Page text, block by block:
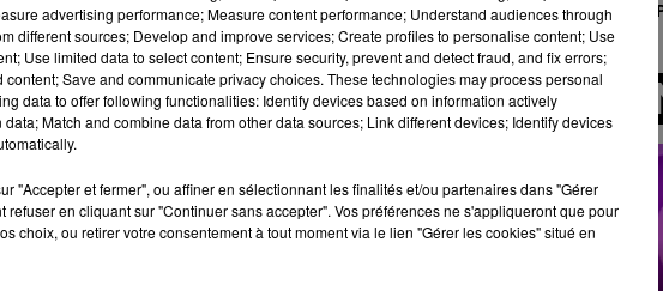
7h00 - 11h00
BEST OF LE WEEK-
les risques chimiques.
place.
et transporté à l'hôpital de Troyes.
Juste Un
A
advertising performance; Measure content performance; Understand audiences through
different sources; Develop and improve services; Create profiles to personalise content; Use
Use limited data to select content; Ensure security, prevent and detect fraud, and fix errors;
Save and communicate privacy choices. These technologies may process personal
data to offer following functionalities: Identify devices based on information actively
Match and combine data from other data sources; Link different devices; Identify devices
"Accepter et fermer", ou affiner en sélectionnant les finalités et/ou partenaires dans "Gérer
refuser en cliquant sur "Continuer sans accepter". Vos préférences ne s'appliqueront que pour
choix, ou retirer votre consentement à tout moment via le lien "Gérer les cookies" situé en